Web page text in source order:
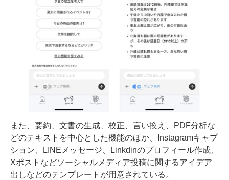
また、要約、文書の生成、校正、言い換え、PDF分析な
どのテキストを中心とした機能のほか、Instagramキャプ
ション、LINEメッセージ、Linkdinのプロフィール作成、
Xポストなどソーシャルメディア投稿に関するアイデア
出しなどのテンプレートが用意されている。